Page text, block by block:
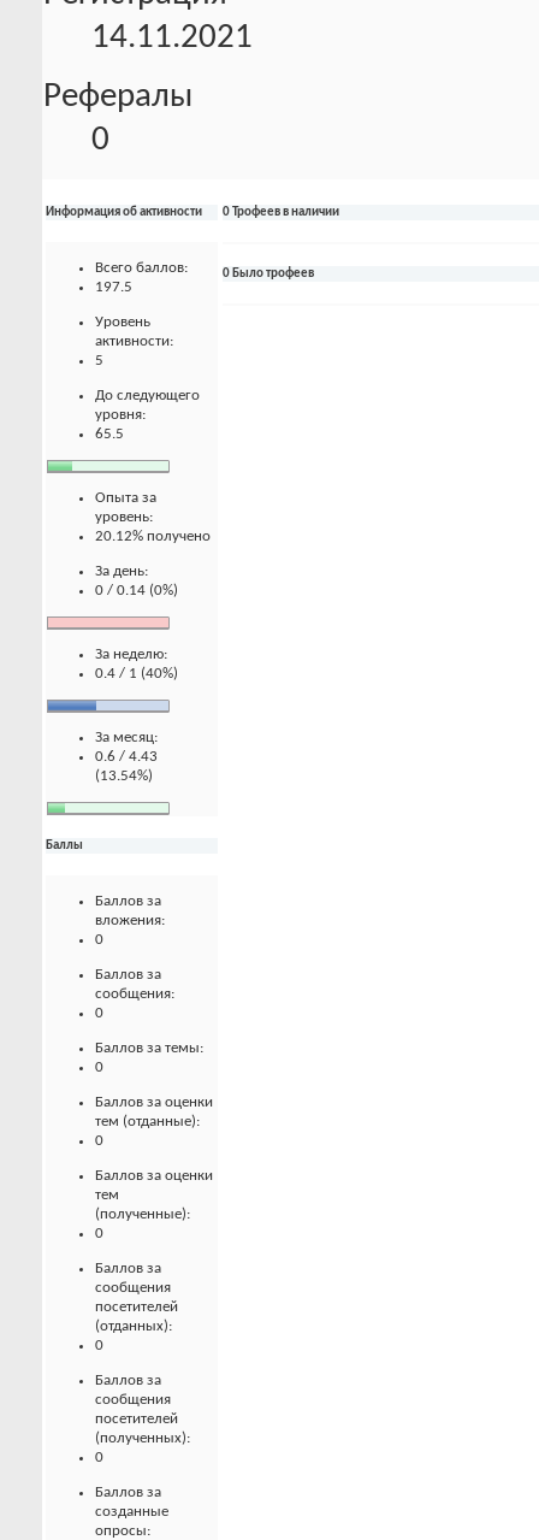
14.11.2021
Рефералы
0
Информация об активности
Всего баллов:
197.5
Уровень
активности:
5
До следующего
уровня:
65.5
Опыта за
уровень:
20.12% получено
За день:
0 / 0.14 (0%)
За неделю:
0.4 / 1 (40%)
За месяц:
0.6 / 4.43
(13.54%)
Баллы
Баллов за
вложения:
0
Баллов за
сообщения:
0
Баллов за темы:
0
Баллов за оценки
тем (отданные):
0
Баллов за оценки
тем
(полученные):
0
Баллов за
сообщения
посетителей
(отданных):
0
Баллов за
сообщения
посетителей
(полученных):
0
Баллов за
созданные
опросы:
0 Трофеев в наличии
0 Было трофеев